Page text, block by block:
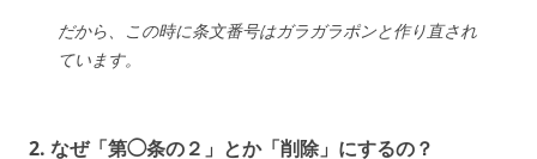
だから、この時に条文番号はガラガラポンと作り直され
ています。
2. なぜ「第◯条の２」とか「削除」にするの？